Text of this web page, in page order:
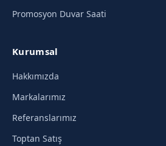
Promosyon Duvar Saati
Kurumsal
Hakkımızda
Markalarımız
Referanslarımız
Toptan Satış